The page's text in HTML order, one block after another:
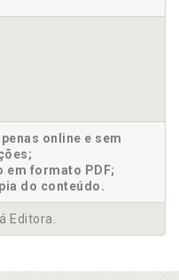
online e sem
em formato PDF;
do conteúdo.
Editora.